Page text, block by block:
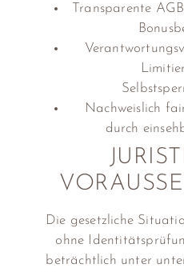
Transparente
Nachweislich
durch
Die gesetzliche
ohne
beträchtlich unter